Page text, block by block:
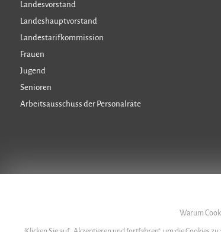
Landesvorstand
Landeshauptvorstand
Landestarifkommission
Frauen
Jugend
Senioren
Arbeitsausschuss der Personalräte
Warum